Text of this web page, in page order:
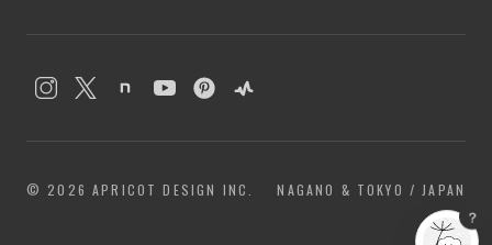
© 2026 APRICOT DESIGN INC. NAGANO & TOKYO / JAPAN
？